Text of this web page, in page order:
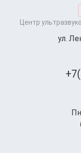
Центр
ул.